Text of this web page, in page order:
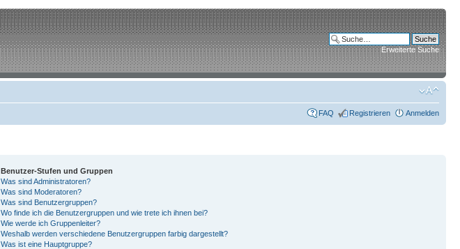
Erweiterte Suche
FAQ Registrieren Anmelden
Benutzer-Stufen und Gruppen
Was sind Administratoren?
Was sind Moderatoren?
Was sind Benutzergruppen?
Wo finde ich die Benutzergruppen und wie trete ich ihnen bei?
Wie werde ich Gruppenleiter?
Weshalb werden verschiedene Benutzergruppen farbig dargestellt?
Was ist eine Hauptgruppe?